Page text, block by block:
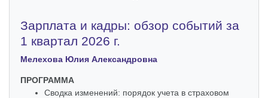
Зарплата и кадры: обзор событий за
1 квартал 2026 г.
Мелехова Юлия Александровна
ПРОГРАММА
Сводка изменений: порядок учета в страховом